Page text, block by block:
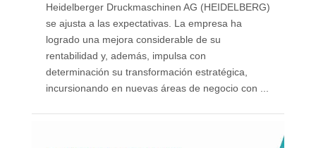
Heidelberger Druckmaschinen AG (HEIDELBERG)
se ajusta a las expectativas. La empresa ha
logrado una mejora considerable de su
rentabilidad y, además, impulsa con
determinación su transformación estratégica,
incursionando en nuevas áreas de negocio con ...